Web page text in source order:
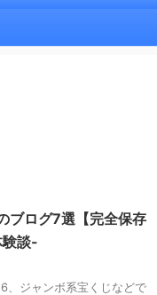
ブログ7選【完全保存
談-
、ジャンボ系宝くじなどで